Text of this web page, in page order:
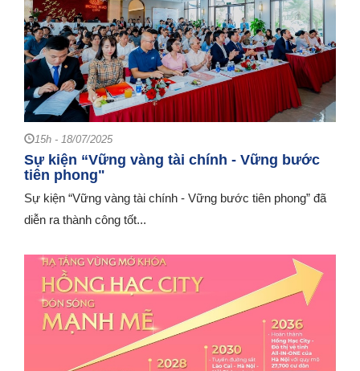
15h - 18/07/2025
Sự kiện “Vững vàng tài chính - Vững bước
tiên phong"
Sự kiện “Vững vàng tài chính - Vững bước tiên phong” đã
diễn ra thành công tốt...